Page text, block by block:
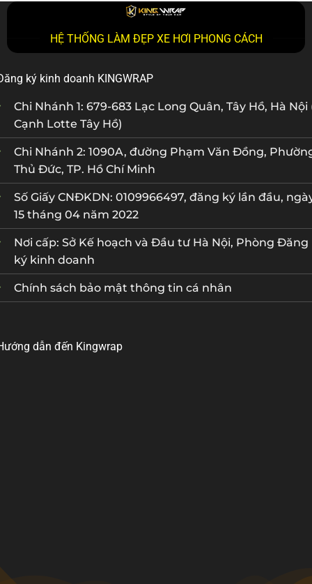
HỆ THỐNG LÀM ĐẸP XE HƠI PHONG CÁCH
ký kinh doanh KINGWRAP
Chi Nhánh 1: 679-683 Lạc Long Quân, Tây Hồ, Hà Nội
Cạnh Lotte Tây Hồ)
Chi Nhánh 2: 1090A, đường Phạm Văn Đồng,
Thủ Đức, TP. Hồ Chí Minh
Số Giấy CNĐKDN: 0109966497, đăng ký lần đầu,
15 tháng 04 năm 2022
Nơi cấp: Sở Kế hoạch và Đầu tư Hà Nội, Phòng Đăng
ký kinh doanh
Chính sách bảo mật thông tin cá nhân
dẫn đến Kingwrap